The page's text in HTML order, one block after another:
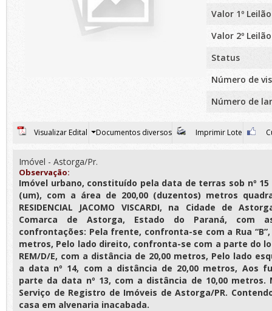
Valor 1º Leilão
Valor 2º Leilão
Status
Número de
Número de
Visualizar Edital Documentos diversos Imprimir Lote
Imóvel - Astorga/Pr.
Observação:
Imóvel urbano, constituído pela data de terras sob nº 15
(um), com a área de 200,00 (duzentos) metros
RESIDENCIAL JACOMO VISCARDI, na Cidade de
Comarca de Astorga, Estado do Paraná, com
confrontações: Pela frente, confronta-se com a Rua
metros, Pelo lado direito, confronta-se com a parte do
REM/D/E, com a distância de 20,00 metros, Pelo lado
a data nº 14, com a distância de 20,00 metros, Aos
parte da data nº 13, com a distância de 10,00 metros.
Serviço de Registro de Imóveis de Astorga/PR.
casa em alvenaria inacabada.